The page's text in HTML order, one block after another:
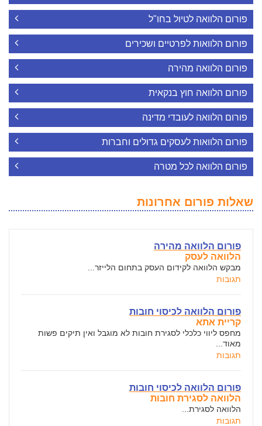
פורום הלוואה לטיול בחו"ל
פורום הלוואות לפרטיים ושכירים
פורום הלוואה מהירה
פורום הלוואה חוץ בנקאית
פורום הלוואה לעובדי מדינה
פורום הלוואות לעסקים גדולים וחברות
פורום הלוואה לכל מטרה
שאלות פורום אחרונות
פורום הלוואה מהירה
הלוואה לעסק
מבקש הלוואה לקידום העסק בתחום הלייזר...
תגובות
פורום הלוואה לכיסוי חובות
קריית אתא
מחפס ליווי כלכלי לסגירת חובות לא מוגבל ואין תיקים פשות
מאוד...
תגובות
פורום הלוואה לכיסוי חובות
הלוואה לסגירת חובות
הלוואה לסגירת...
תגובות